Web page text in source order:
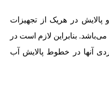
در هریک از تجهیزات
بنابراین لازم است در
آنها در خطوط پالایش آب